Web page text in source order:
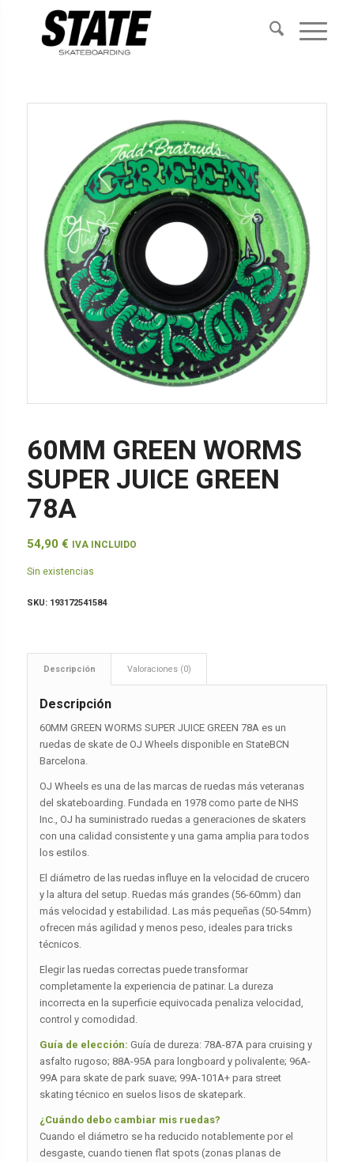
60MM GREEN WORMS
SUPER JUICE GREEN
78A
54,90 € IVA INCLUIDO
Sin existencias
SKU: 193172541584
Descripción Valoraciones (0)
Descripción
60MM GREEN WORMS SUPER JUICE GREEN 78A es un
ruedas de skate de OJ Wheels disponible en StateBCN
Barcelona.
OJ Wheels es una de las marcas de ruedas más veteranas
del skateboarding. Fundada en 1978 como parte de NHS
Inc., OJ ha suministrado ruedas a generaciones de skaters
con una calidad consistente y una gama amplia para todos
los estilos.
El diámetro de las ruedas influye en la velocidad de crucero
y la altura del setup. Ruedas más grandes (56-60mm) dan
más velocidad y estabilidad. Las más pequeñas (50-54mm)
ofrecen más agilidad y menos peso, ideales para tricks
técnicos.
Elegir las ruedas correctas puede transformar
completamente la experiencia de patinar. La dureza
incorrecta en la superficie equivocada penaliza velocidad,
control y comodidad.
Guía de elección: Guía de dureza: 78A-87A para cruising y
asfalto rugoso; 88A-95A para longboard y polivalente; 96A-
99A para skate de park suave; 99A-101A+ para street
skating técnico en suelos lisos de skatepark.
¿Cuándo debo cambiar mis ruedas?
Cuando el diámetro se ha reducido notablemente por el
desgaste, cuando tienen flat spots (zonas planas de